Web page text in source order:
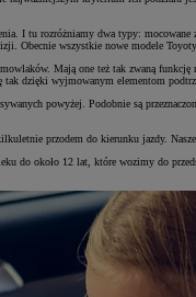
I tu rozróżniamy dwa typy:
Obecnie wszystkie nowe modele
Mają one też tak zwaną
dzięki wyjmowanym elementom
powyżej. Podobnie są
przodem do kierunku jazdy.
do około 12 lat, które wozimy do